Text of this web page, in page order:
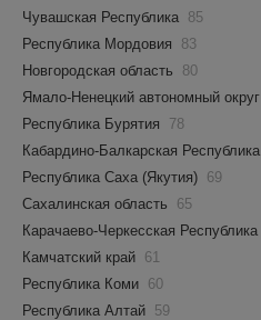
Чувашская Республика 85
Республика Мордовия
83
Новгородская область
80
Ямало-Ненецкий автономный округ
Республика Бурятия
78
Кабардино-Балкарская Республика
Республика Саха (Якутия) 69
Сахалинская область
65
Карачаево-Черкесская Республика
Камчатский край 61
Республика Коми 60
Республика Алтай 59